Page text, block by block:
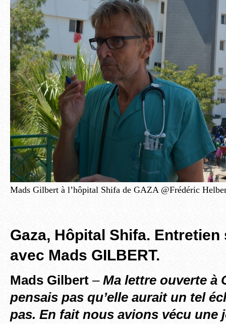
Mads Gilbert à l’hôpital Shifa de GAZA @Frédéric
Gaza, Hôpital Shifa.
avec Mads GILBERT.
Mads Gilbert – Ma lettre ouverte à
pensais pas qu’elle aurait un tel
pas. En fait nous avions vécu une